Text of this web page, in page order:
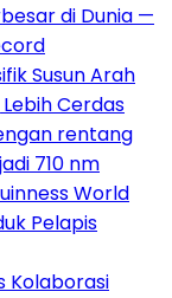
di Dunia —
Susun Arah
Cerdas
rentang
710 nm
World
Pelapis
Kolaborasi